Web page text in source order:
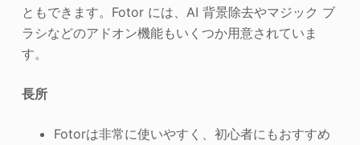
ともできます。Fotor には、AI 背景除去やマジック ブ
ラシなどのアドオン機能もいくつか用意されていま
す。
長所
Fotorは非常に使いやすく、初心者にもおすすめ